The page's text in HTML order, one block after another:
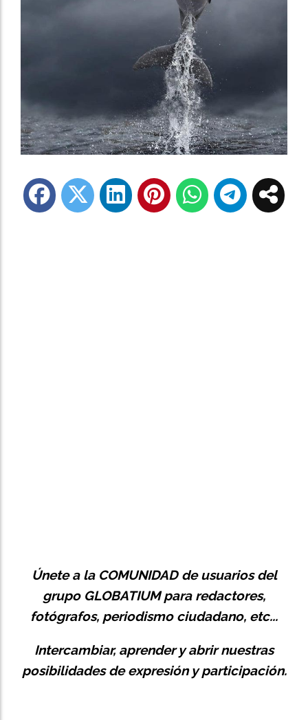
Únete a la COMUNIDADde usuarios del
grupo GLOBATIUM para redactores,
fotógrafos, periodismo ciudadano, etc...
Intercambiar, aprender y abrir nuestras
posibilidades de expresión y participación.